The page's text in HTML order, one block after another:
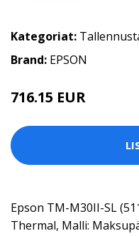
Kategoriat:
Brand: EPSON
716.15 EUR
Epson TM-M30II-SL
Thermal, Malli: